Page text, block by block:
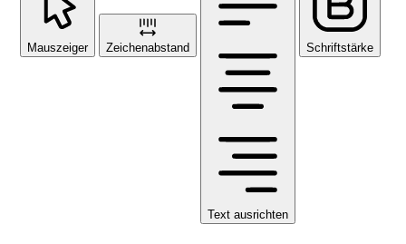
Mauszeiger Zeichenabstand
Text ausrichten
Schriftstärke